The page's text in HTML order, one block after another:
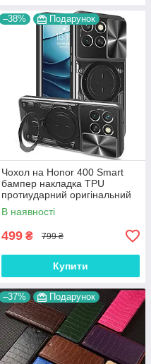
–38% Подарунок
Чохол на Honor 400 Smart
бампер накладка TPU
протиударний оригінальний
із підставкою "SPACE-CASE"
В наявності
499 ₴ 799 ₴
Купити
–37% Подарунок